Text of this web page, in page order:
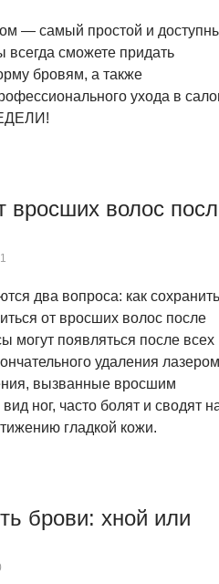
— самый простой и
сможете придать
бровям, а также
ухода в
вросших волос
два вопроса: как сохранить
от вросших волос после
могут появляться после всех
удаления
вызванные вросшим
ног, часто болят и сводят
гладкой кожи.
брови: хной или